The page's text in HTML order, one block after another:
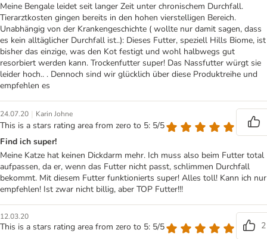
Meine Bengale leidet seit langer Zeit unter chronischem Durchfall.
Tierarztkosten gingen bereits in den hohen vierstelligen Bereich.
Unabhängig von der Krankengeschichte ( wollte nur damit sagen, dass
es kein alltäglicher Durchfall ist..): Dieses Futter, speziell Hills Biome, ist
bisher das einzige, was den Kot festigt und wohl halbwegs gut
resorbiert werden kann. Trockenfutter super! Das Nassfutter würgt sie
leider hoch.. . Dennoch sind wir glücklich über diese Produktreihe und
empfehlen es
24.07.20 | Karin Johne
This is a stars rating area from zero to 5: 5/5
Find ich super!
Meine Katze hat keinen Dickdarm mehr. Ich muss also beim Futter total
aufpassen, da er, wenn das Futter nicht passt, schlimmen Durchfall
bekommt. Mit diesem Futter funktionierts super! Alles toll! Kann ich nur
empfehlen! Ist zwar nicht billig, aber TOP Futter!!!
12.03.20
This is a stars rating area from zero to 5: 5/5 2